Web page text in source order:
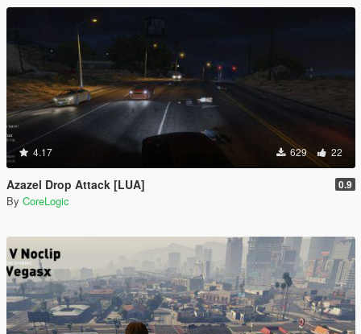
4.17 629 22
Azazel Drop Attack [LUA] 0.9
By CoreLogic